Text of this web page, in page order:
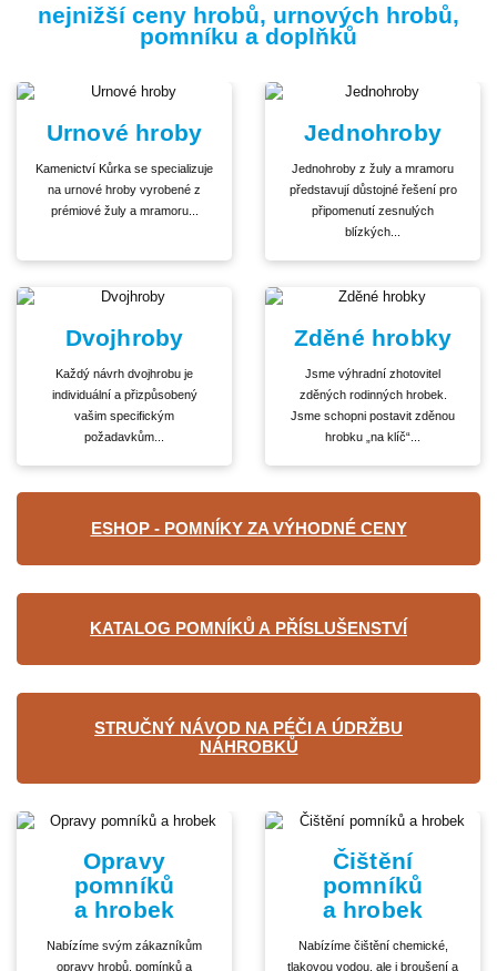
nejnižší ceny hrobů, urnových hrobů,
pomníku a doplňků
Urnové hroby
Kamenictví Kůrka se specializuje
na urnové hroby vyrobené z
prémiové žuly a mramoru...
Jednohroby
Jednohroby z žuly a mramoru
představují důstojné řešení pro
připomenutí zesnulých
blízkých...
Dvojhroby
Každý návrh dvojhrobu je
individuální a přizpůsobený
vašim specifickým
požadavkům...
Zděné hrobky
Jsme výhradní zhotovitel
zděných rodinných hrobek.
Jsme schopni postavit zděnou
hrobku „na klíč“...
ESHOP - POMNÍKY ZA VÝHODNÉ CENY
KATALOG POMNÍKŮ A PŘÍSLUŠENSTVÍ
STRUČNÝ NÁVOD NA PÉČI A ÚDRŽBU
NÁHROBKŮ
Opravy
pomníků
a hrobek
Nabízíme svým zákazníkům
opravy hrobů, pomínků a
Čištění
pomníků
a hrobek
Nabízíme čištění chemické,
tlakovou vodou, ale i broušení a